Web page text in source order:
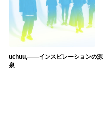
uchuu,――インスピレーションの源
泉